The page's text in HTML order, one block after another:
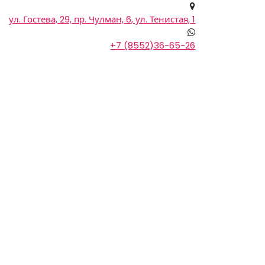
ул. Гостева, 29, пр. Чулман, 6, ул. Тенистая, 1
+7 (8552)36-65-26